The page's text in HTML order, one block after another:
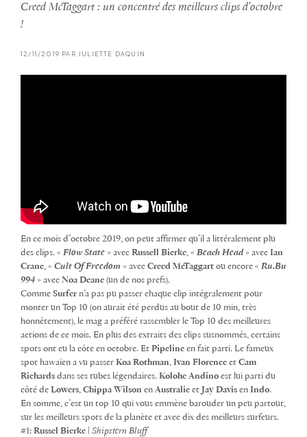
Creed McTaggart : un concentré des meilleurs clips d'octobre
!
12/11/2019 PAR JULIETTE DAQUIN
En ce mois d’octobre 2019, on peut affirmer qu’il a littéralement plu
des clips. « Flow State » avec Russell Bierke, « Beach Head » avec Ian
Crane, « Cult Of Freedom » avec Creed McTaggart ou encore « Ru.Bu
994 » avec Noa Deane (un de nos prefs).
Comme Surfern’a pas pu passer chaque clip intégralement pour
monter un Top 10 (on aurait été perdus au bout de 10 min, très
honnêtement), le mag a préféré rassembler le Top 10 des meilleures
actions de ce mois. En plus des extraits des clips susnommés, certains
spots ont eu la côte en octobre. Et Pipeline en fait parti. Le fameux
spot hawaïen a vu passer Koa Rothman, Ivan Florence et Cam
Richards dans ses tubes légendaires. Kolohe Andino est lui parti du
côté de Lowers, Chippa Wilson en Australie et Jay Davis en Indo.
En somme, c’est un top 10 qui vous emmène barouder un peu partout,
sur les meilleurs spots de la planète et avec dix des meilleurs surfeurs.
#1: Russel Bierke Shipstern Bluff